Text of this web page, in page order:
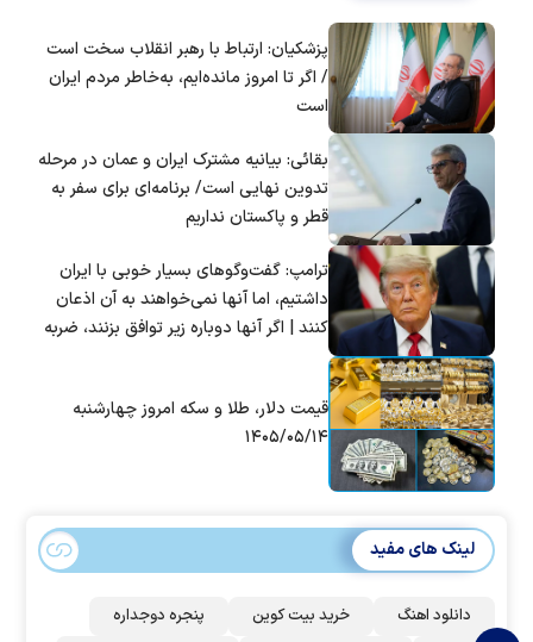
پزشکیان: ارتباط با رهبر انقلاب سخت است
/ اگر تا امروز مانده‌ایم، به‌خاطر مردم ایران
است
بقائی: بیانیه مشترک ایران و عمان در مرحله
تدوین نهایی است/ برنامه‌ای برای سفر به
قطر و پاکستان نداریم
ترامپ: گفت‌و‌گو‌های بسیار خوبی با ایران
داشتیم، اما آنها نمی‌خواهند به آن اذعان
کنند | اگر آنها دوباره زیر توافق بزنند، ضربه
قیمت دلار، طلا و سکه امروز چهارشنبه
۱۴۰۵/۰۵/۱۴
لینک های مفید
دانلود اهنگ خرید بیت کوین پنجره دوجداره